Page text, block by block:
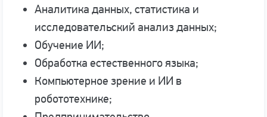
Аналитика данных, статистика и
исследовательский анализ данных;
Обучение ИИ;
Обработка естественного языка;
Компьютерное зрение и ИИ в
робототехнике;